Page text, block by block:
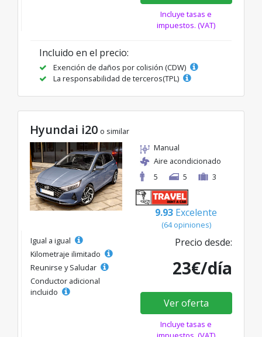
Incluye tasas e
impuestos. (VAT)
Incluido en el precio:
Exención de daños por colisión (CDW)
La responsabilidad de terceros(TPL)
Hyundai i20 o similar
Manual
Aire acondicionado
5
5 3
9.93 Excelente
(64 opiniones)
Igual a igual
Kilometraje ilimitado
Reunirse y Saludar
Conductor adicional
incluido
Precio desde:
23€/día
Ver oferta
Incluye tasas e